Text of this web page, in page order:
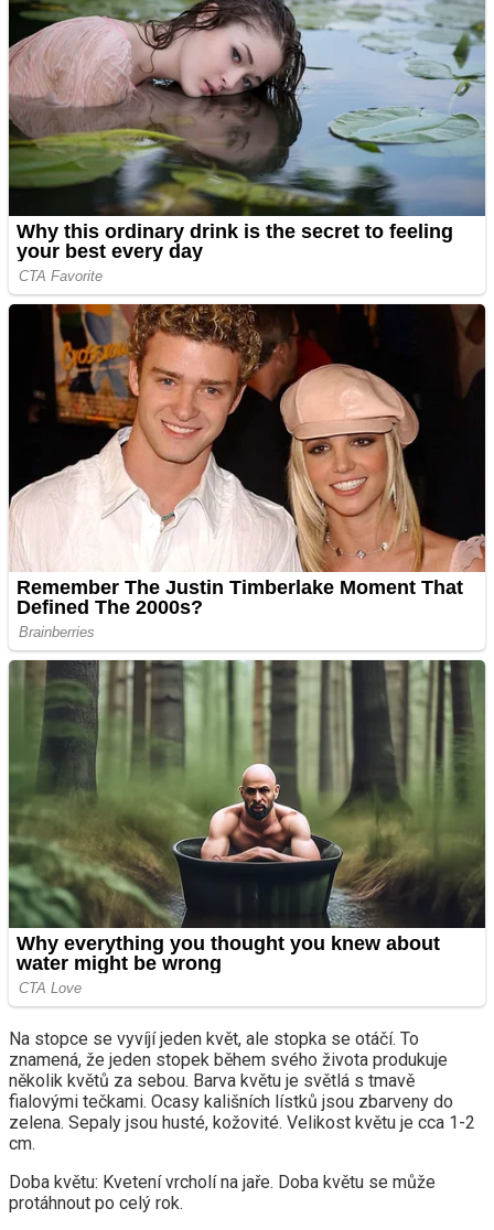
Na stopce se vyvíjí jeden květ, ale stopka se otáčí. To
znamená, že jeden stopek během svého života produkuje
několik květů za sebou. Barva květu je světlá s tmavě
fialovými tečkami. Ocasy kališních lístků jsou zbarveny do
zelena. Sepaly jsou husté, kožovité. Velikost květu je cca 1-2
cm.
Doba květu: Kvetení vrcholí na jaře. Doba květu se může
protáhnout po celý rok.